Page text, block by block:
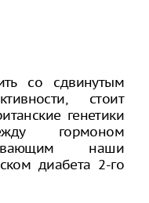
со сдвинутым
стоит
генетики
гормоном
наши
диабета 2-го